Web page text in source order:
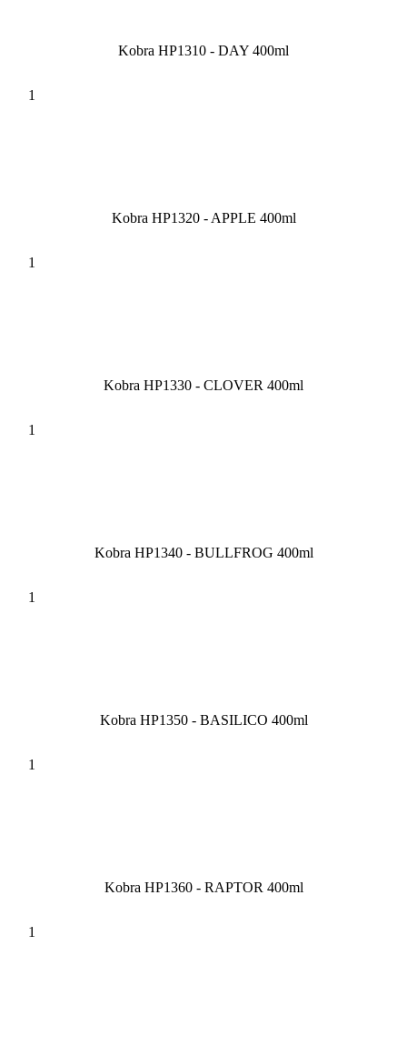
Kobra HP1310 - DAY 400ml
Kobra HP1320 - APPLE 400ml
Kobra HP1330 - CLOVER 400ml
Kobra HP1340 - BULLFROG 400ml
Kobra HP1350 - BASILICO 400ml
Kobra HP1360 - RAPTOR 400ml